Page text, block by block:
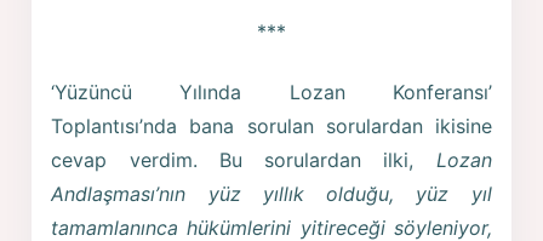
***
‘Yüzüncü Yılında Lozan Konferansı’
Toplantısı’nda bana sorulan sorulardan ikisine
cevap verdim. Bu sorulardan ilki, Lozan
Andlaşması’nın yüz yıllık olduğu, yüz yıl
tamamlanınca hükümlerini yitireceği söyleniyor,